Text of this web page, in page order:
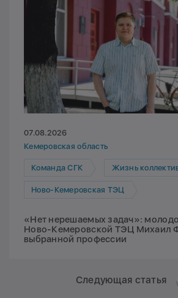
07.08.2026
Кемеровская область
Команда СГК Жизнь
Ново-Кемеровская ТЭЦ
«Нет нерешаемых задач»:
Ново-Кемеровской ТЭЦ Михаил
выбранной профессии
Следующая статья